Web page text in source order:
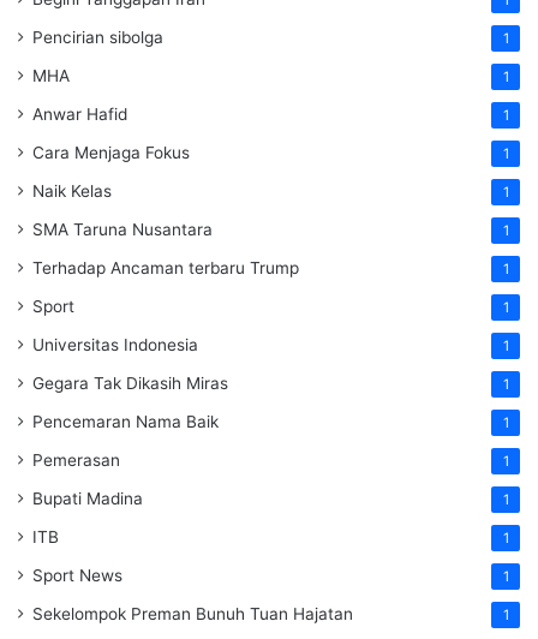
Pencirian sibolga 1
MHA 1
Anwar Hafid 1
Cara Menjaga Fokus 1
Naik Kelas 1
SMA Taruna Nusantara 1
Terhadap Ancaman terbaru Trump 1
Sport 1
Universitas Indonesia 1
Gegara Tak Dikasih Miras 1
Pencemaran Nama Baik 1
Pemerasan 1
Bupati Madina 1
ITB 1
Sport News 1
Sekelompok Preman Bunuh Tuan Hajatan 1